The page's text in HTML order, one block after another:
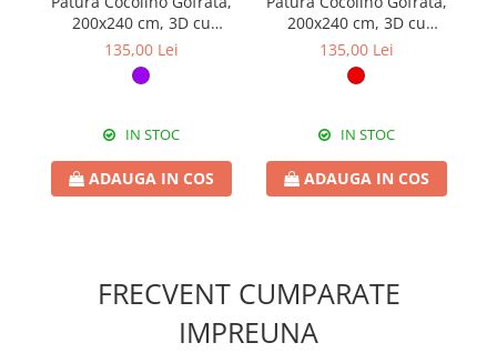
200x240 cm, 3D cu
model, mov, PGU206
135,00 Lei
IN STOC
ADAUGA IN COS
200x240 cm, 3D cu
model, roșu, PGU207
135,00 Lei
IN STOC
ADAUGA IN COS
FRECVENT CUMPARATE
IMPREUNA